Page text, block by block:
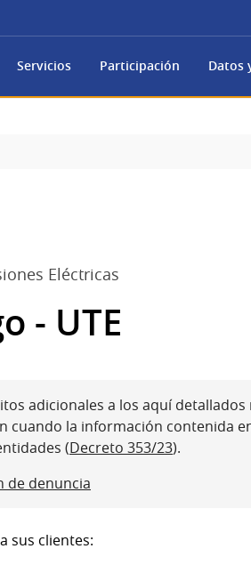
Servicios Participación Datos
Eléctricas
- UTE
adicionales a los aquí
la información contenida
(Decreto 353/23).
de denuncia
sus clientes: